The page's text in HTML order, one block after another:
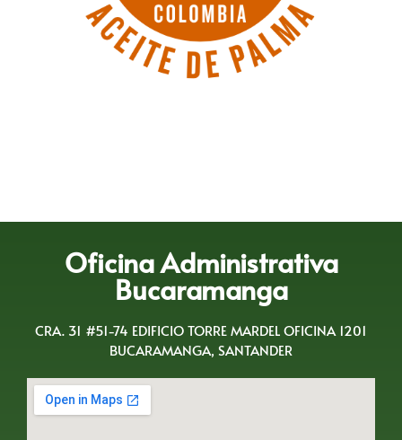
Oficina Administrativa
Bucaramanga
CRA. 31 #51-74 EDIFICIO TORRE MARDEL OFICINA 1201
BUCARAMANGA, SANTANDER